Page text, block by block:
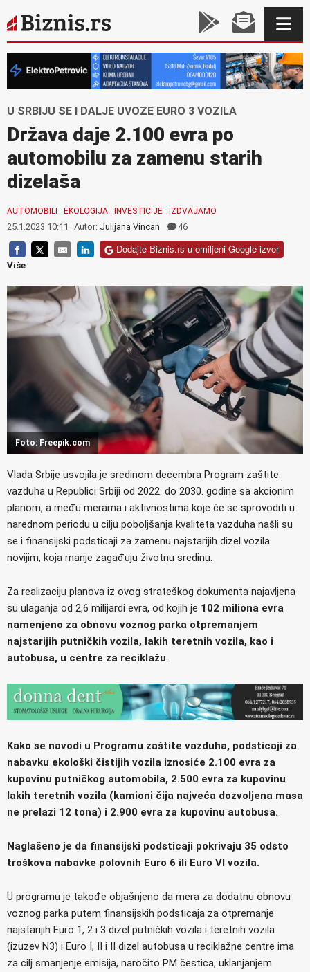
U SRBIJU SE I DALJE UVOZE EURO 3 VOZILA
Država daje 2.100 evra po
automobilu za zamenu starih
dizelaša
AUTOMOBILI EKOLOGIJA INVESTICIJE IZDVAJAMO
25.1.2023 10:11 Autor: Julijana Vincan 46
Dodajte Biznis.rs u omiljeni Google izvor
Više
Foto: Freepik.com
Vlada Srbije usvojila je sredinom decembra Program zaštite
vazduha u Republici Srbiji od 2022. do 2030. godine sa akcionim
planom, a među merama i aktivnostima koje će se sprovoditi u
narednom periodu u cilju poboljšanja kvaliteta vazduha našli su
se i finansijski podsticaji za zamenu najstarijih dizel vozila
novijim, koja manje zagađuju životnu sredinu.
Za realizaciju planova iz ovog strateškog dokumenta najavljena
su ulaganja od 2,6 milijardi evra, od kojih je 102 miliona evra
namenjeno za obnovu voznog parka otpremanjem
najstarijih putničkih vozila, lakih teretnih vozila, kao i
autobusa, u centre za reciklažu.
Kako se navodi u Programu zaštite vazduha, podsticaji za
nabavku ekološki čistijih vozila iznosiće 2.100 evra za
kupovinu putničkog automobila, 2.500 evra za kupovinu
lakih teretnih vozila (kamioni čija najveća dozvoljena masa
ne prelazi 12 tona) i 2.900 evra za kupovinu autobusa.
Naglašeno je da finansijski podsticaji pokrivaju 35 odsto
troškova nabavke polovnih Euro 6 ili Euro VI vozila.
U programu je takođe objašnjeno da mera za dodatnu obnovu
voznog parka putem finansijskih podsticaja za otpremanje
najstarijih Euro 1, 2 i 3 dizel putničkih vozila i teretnih vozila
(izuzev N3) i Euro I, II i II dizel autobusa u reciklažne centre ima
za cilj smanjenje emisija, naročito PM čestica, uklanjanjem